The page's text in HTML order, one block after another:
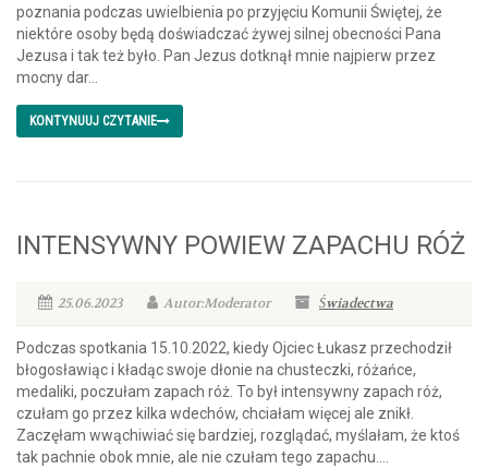
poznania podczas uwielbienia po przyjęciu Komunii Świętej, że
niektóre osoby będą doświadczać żywej silnej obecności Pana
Jezusa i tak też było. Pan Jezus dotknął mnie najpierw przez
mocny dar...
KONTYNUUJ CZYTANIE
INTENSYWNY POWIEW ZAPACHU RÓŻ
25.06.2023 Autor:Moderator Świadectwa
Podczas spotkania 15.10.2022, kiedy Ojciec Łukasz przechodził
błogosławiąc i kładąc swoje dłonie na chusteczki, różańce,
medaliki, poczułam zapach róż. To był intensywny zapach róż,
czułam go przez kilka wdechów, chciałam więcej ale znikł.
Zaczęłam wwąchiwiać się bardziej, rozglądać, myślałam, że ktoś
tak pachnie obok mnie, ale nie czułam tego zapachu....